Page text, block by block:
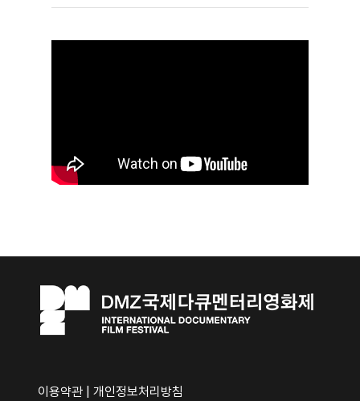
이용약관 개인정보처리방침